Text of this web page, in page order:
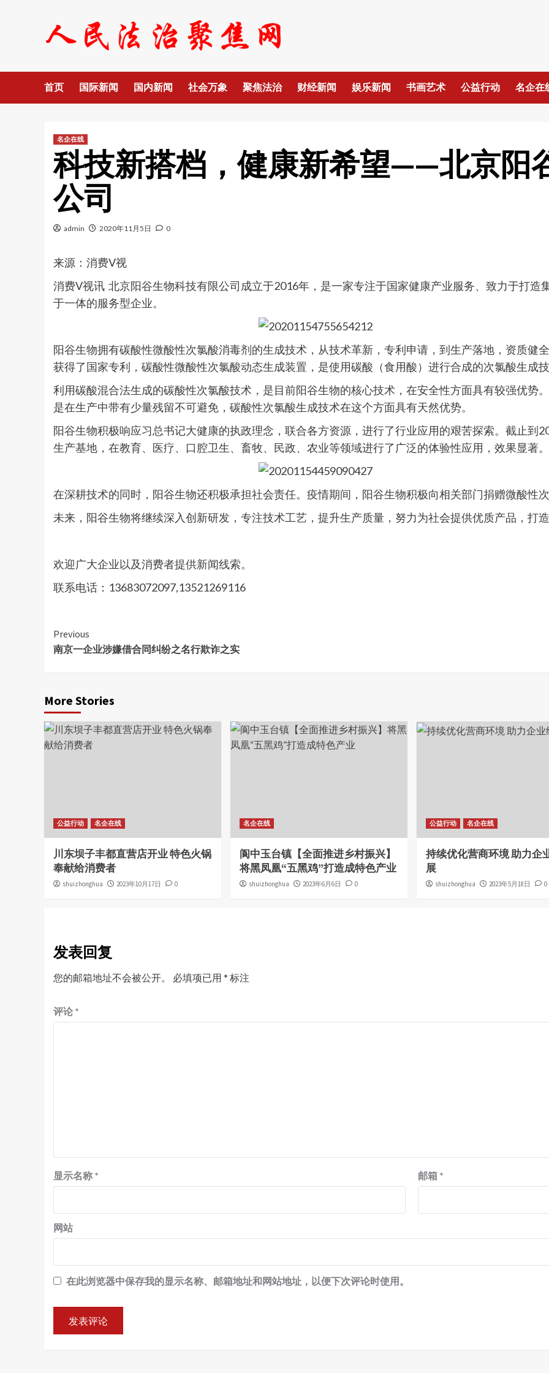
首页 国际新闻 国内新闻 社会万象 聚焦法治 财经新闻 娱乐新闻 书画艺术 公益行动 名企在
名企在线
科技新搭档，健康新希望——北京阳
公司
admin 2020年11月5日 0
来源：消费V视
消费V视讯 北京阳谷生物科技有限公司成立于2016年，是一家专注于国家健康产业服务、致力于打造
于一体的服务型企业。
阳谷生物拥有碳酸性微酸性次氯酸消毒剂的生成技术，从技术革新，专利申请，到生产落地，资质健
获得了国家专利，碳酸性微酸性次氯酸动态生成装置，是使用碳酸（食用酸）进行合成的次氯酸生成
利用碳酸混合法生成的碳酸性次氯酸技术，是目前阳谷生物的核心技术，在安全性方面具有较强优势
是在生产中带有少量残留不可避免，碳酸性次氯酸生成技术在这个方面具有天然优势。
阳谷生物积极响应习总书记大健康的执政理念，联合各方资源，进行了行业应用的艰苦探索。截止到
生产基地，在教育、医疗、口腔卫生、畜牧、民政、农业等领域进行了广泛的体验性应用，效果显著。
在深耕技术的同时，阳谷生物还积极承担社会责任。疫情期间，阳谷生物积极向相关部门捐赠微酸性
未来，阳谷生物将继续深入创新研发，专注技术工艺，提升生产质量，努力为社会提供优质产品，打
欢迎广大企业以及消费者提供新闻线索。
联系电话：13683072097,13521269116
Continue
Reading
Previous
南京一企业涉嫌借合同纠纷之名行欺诈之实
More Stories
公益行动 名企在线
川东坝子丰都直营店开业 特色火锅
奉献给消费者
shuizhonghua 2023年10月17日 0
名企在线
阆中玉台镇【全面推进乡村振兴】
将黑凤凰“五黑鸡”打造成特色产业
shuizhonghua 2023年6月6日 0
公益行动 名企在线
持续优化营商环境 助力企
展
shuizhonghua 2023年5月18日 0
发表回复
您的邮箱地址不会被公开。 必填项已用 * 标注
评论 *
显示名称 * 邮箱 *
网站
在此浏览器中保存我的显示名称、邮箱地址和网站地址，以便下次评论时使用。